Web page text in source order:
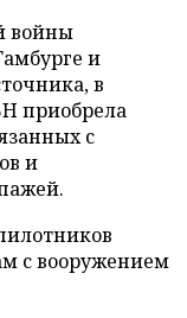
войны
и
в
приобрела
с
и
с вооружением